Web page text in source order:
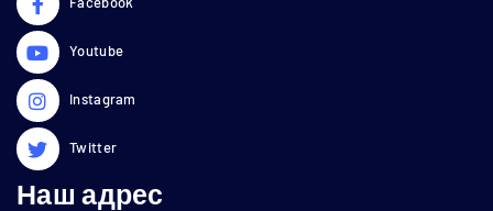
Youtube
Instagram
Twitter
Наш адрес